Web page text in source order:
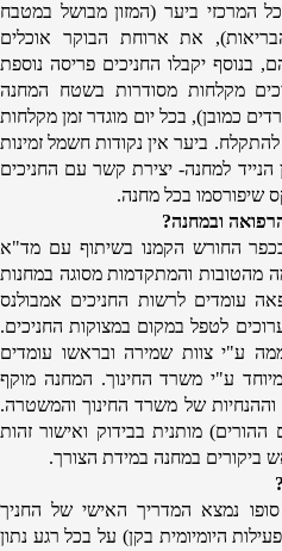
המרכזי ביער (המזון מבושל במטבח
את ארוחת הבוקר אוכלים
בנוסף יקבלו החניכים פריסה נוספת
מקלחות מסודרות בשטח המחנה
כמובן), בכל יום מוגדר זמן מקלחות
ביער אין נקודות חשמל זמינות
למחנה- יצירת קשר עם החניכים
שיפורסמו בכל מחנה.
ובמחנה?
החורש הקמנו בשיתוף עם מד"א
שעות ביממה מהטובות והמתקדמות מסוגה במחנות
עומדים לרשות החניכים אמבולנס
לטפל במקום במצוקות החניכים.
24 שעות ביממה ע"י צוות שמירה ובראשו עומדים
ע"י משרד החינוך. המחנה מוקף
וההנחיות של משרד החינוך והמשטרה.
מותנית בבידוק ואישור זהות
במחנה במידת הצורך.
נמצא המדריך האישי של החניך
היומיומית בקן) על בכל רגע נתון